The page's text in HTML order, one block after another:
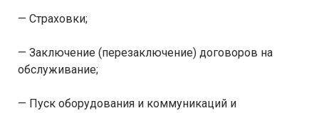
— Страховки;
— Заключение (перезаключение) договоров на
обслуживание;
— Пуск оборудования и коммуникаций и